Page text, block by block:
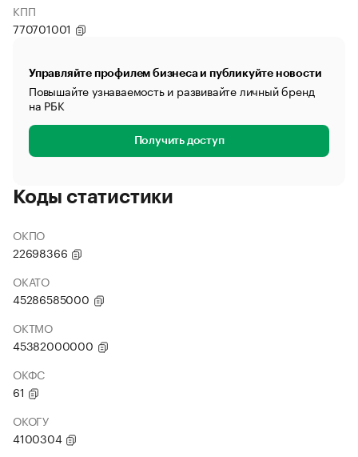
КПП
770701001
Управляйте профилем бизнеса и публикуйте новости
Повышайте узнаваемость и развивайте личный бренд
на РБК
Получить доступ
Коды статистики
ОКПО
22698366
ОКАТО
45286585000
ОКТМО
45382000000
ОКФС
61
ОКОГУ
4100304